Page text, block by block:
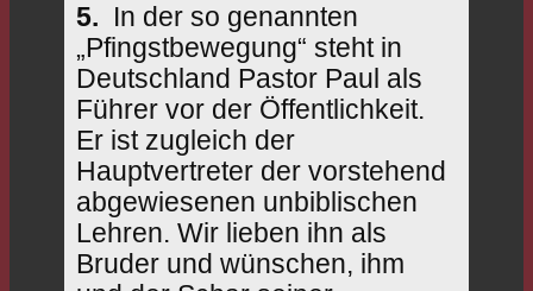
5. In der so genannten
„Pfingstbewegung“ steht in
Deutschland Pastor Paul als
Führer vor der Öffentlichkeit.
Er ist zugleich der
Hauptvertreter der vorstehend
abgewiesenen unbiblischen
Lehren. Wir lieben ihn als
Bruder und wünschen, ihm